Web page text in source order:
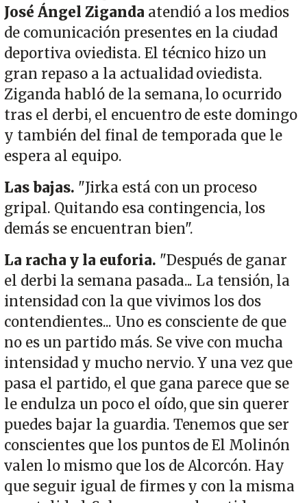
José Ángel Ziganda atendió a los medios
de comunicación presentes en la ciudad
deportiva oviedista. El técnico hizo un
gran repaso a la actualidad oviedista.
Ziganda habló de la semana, lo ocurrido
tras el derbi, el encuentro de este domingo
y también del final de temporada que le
espera al equipo.
Las bajas. "Jirka está con un proceso
gripal. Quitando esa contingencia, los
demás se encuentran bien".
La racha y la euforia. "Después de ganar
el derbi la semana pasada... La tensión, la
intensidad con la que vivimos los dos
contendientes... Uno es consciente de que
no es un partido más. Se vive con mucha
intensidad y mucho nervio. Y una vez que
pasa el partido, el que gana parece que se
le endulza un poco el oído, que sin querer
puedes bajar la guardia. Tenemos que ser
conscientes que los puntos de El Molinón
valen lo mismo que los de Alcorcón. Hay
que seguir igual de firmes y con la misma